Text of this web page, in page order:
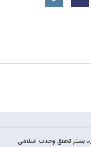
بستر تحقق وحدت اسلامی